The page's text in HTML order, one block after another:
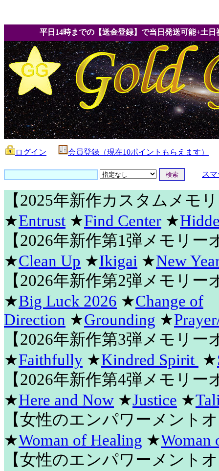
平日14時までの【送金登録】で当日発送可能+土日
ログイン 会員登録（現在10ポイントもらえます）
ス
【2025年新作カスタムメモ
★Entrust ★Find Center ★
【2026年新作第1弾メモリー
★Clean Up ★Ikigai ★New
【2026年新作第2弾メモリー
★Big Luck 2026 ★Change of
Direction ★Grounding ★
【2026年新作第3弾メモリー
★Faithfully ★Kindred Spirit ★
【2026年新作第4弾メモリー
★Here and Now ★Justice ★
【女性のエンパワーメント
★Woman of Healing ★Woman
【女性のエンパワーメント